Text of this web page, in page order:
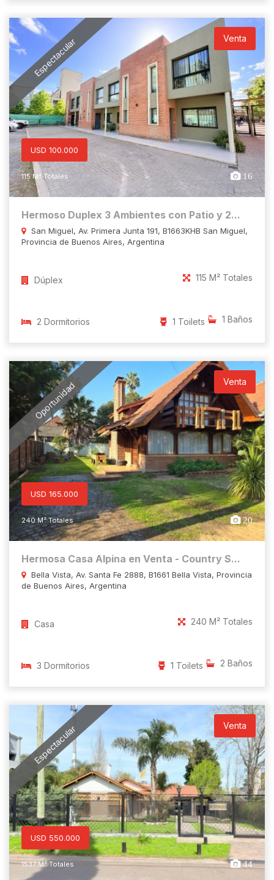
Espectacular Venta
USD 100.000
115 M² Totales 16
Hermoso Duplex 3 Ambientes con Patio y 2...
San Miguel, Av. Primera Junta 191, B1663KHB San Miguel,
Provincia de Buenos Aires, Argentina
Dúplex 115 M² Totales
2 Dormitorios 1 Baños
1 Toilets
Oportunidad Venta
USD 165.000
240 M² Totales 20
Hermosa Casa Alpina en Venta - Country S...
Bella Vista, Av. Santa Fe 2888, B1661 Bella Vista, Provincia
de Buenos Aires, Argentina
Casa 240 M² Totales
3 Dormitorios 2 Baños
1 Toilets
Espectacular Venta
USD 550.000
1537 M² Totales 44